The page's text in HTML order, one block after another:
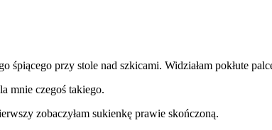
śpiącego przy stole nad szkicami. Widziałam pokłute
mnie czegoś takiego.
zobaczyłam sukienkę prawie skończoną.